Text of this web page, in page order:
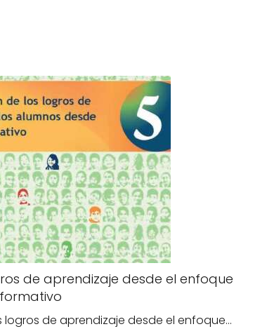
de aprendizaje desde el enfoque
formativo
logros de aprendizaje desde el enfoque…